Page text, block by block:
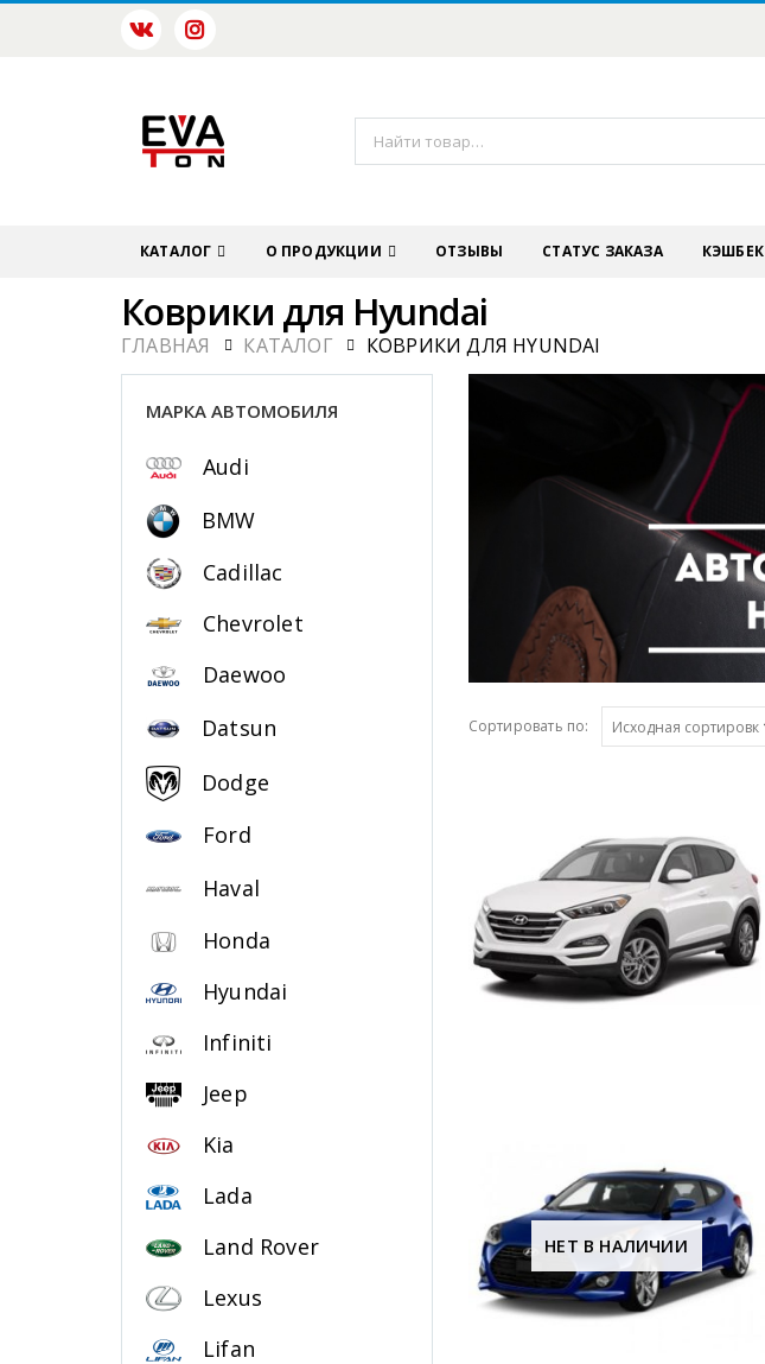
КАТАЛОГ О ПРОДУКЦИИ ОТЗЫВЫ СТАТУС ЗАКАЗА КЭШБЕК
Коврики для Hyundai
ГЛАВНАЯ КАТАЛОГ КОВРИКИ ДЛЯ HYUNDAI
Сортировать по:
НЕТ В НАЛИЧИИ
МАРКА АВТОМОБИЛЯ
Audi
BMW
Cadillac
Chevrolet
Daewoo
Datsun
Dodge
Ford
Haval
Honda
Hyundai
Infiniti
Jeep
Kia
Lada
Land Rover
Lexus
Lifan